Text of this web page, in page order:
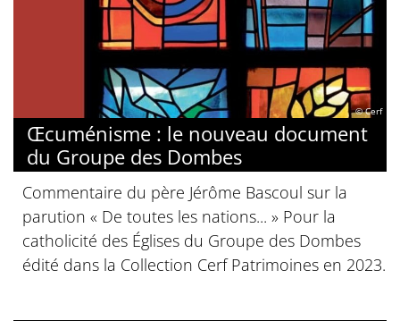
© Cerf
Œcuménisme : le nouveau document
du Groupe des Dombes
Commentaire du père Jérôme Bascoul sur la
parution « De toutes les nations... » Pour la
catholicité des Églises du Groupe des Dombes
édité dans la Collection Cerf Patrimoines en 2023.